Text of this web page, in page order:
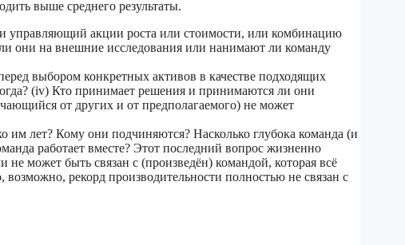
выше среднего результаты.
управляющий акции роста или стоимости, или комбинацию
они на внешние исследования или нанимают ли команду
выбором конкретных активов в качестве подходящих
(iv) Кто принимает решения и принимаются ли они
от других и от предполагаемого) не может
лет? Кому они подчиняются? Насколько глубока команда (и
работает вместе? Этот последний вопрос жизненно
может быть связан с (произведён) командой, которая всё
рекорд производительности полностью не связан с